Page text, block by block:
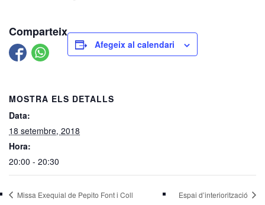
Comparteix
Afegeix al calendari
MOSTRA ELS DETALLS
Data:
18 setembre, 2018
Hora:
20:00 - 20:30
Missa Exequial de Pepito Font i Coll Espai d’interiorització